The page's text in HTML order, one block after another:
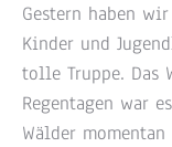
Gestern haben
Kinder und
tolle Truppe. Das
Regentagen war
Wälder